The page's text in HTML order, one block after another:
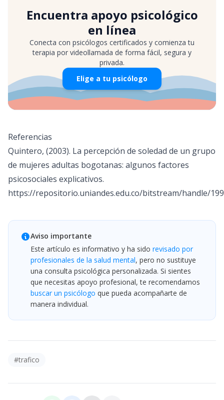
Encuentra apoyo psicológico
en línea
Conecta con psicólogos certificados y comienza tu
terapia por videollamada de forma fácil, segura y
privada.
Elige a tu psicólogo
Referencias
Quintero, (2003). La percepción de soledad de un grupo
de mujeres adultas bogotanas: algunos factores
psicosociales explicativos.
https://repositorio.uniandes.edu.co/bitstream/handle/
Aviso importante
Este artículo es informativo y ha sido revisado por
profesionales de la salud mental, pero no sustituye
una consulta psicológica personalizada. Si sientes
que necesitas apoyo profesional, te recomendamos
buscar un psicólogo que pueda acompañarte de
manera individual.
#trafico